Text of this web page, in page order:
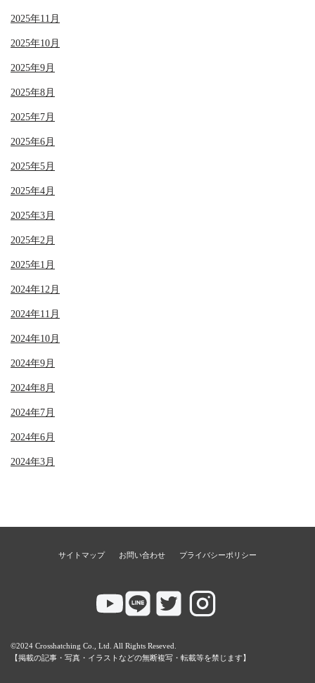
2025年11月
2025年10月
2025年9月
2025年8月
2025年7月
2025年6月
2025年5月
2025年4月
2025年3月
2025年2月
2025年1月
2024年12月
2024年11月
2024年10月
2024年9月
2024年8月
2024年7月
2024年6月
2024年3月
サイトマップ お問い合わせ プライバシーポリシー
©2024 Crosshatching Co., Ltd. All Rights Reseved.
【掲載の記事・写真・イラストなどの無断複写・転載等を禁じます】